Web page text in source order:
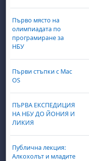
Първо място на
олимпиадата по
програмиране за
НБУ
Първи стъпки с Mac
OS
ПЪРВА ЕКСПЕДИЦИЯ
НА НБУ ДО ЙОНИЯ И
ЛИКИЯ
Публична лекция:
Алкохолът и младите
1 август
неделя, 2 август
август
август15 август
неделя, 16 август
август
август
22 август
неделя, 23 август
август
август
29 август
неделя, 30 август